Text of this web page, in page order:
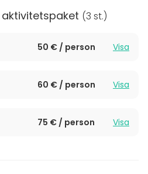
juoni
pauloissa (K-18)
ja rikolliset
(3 st.)
50 € / person Visa
60 € / person Visa
75 € / person Visa